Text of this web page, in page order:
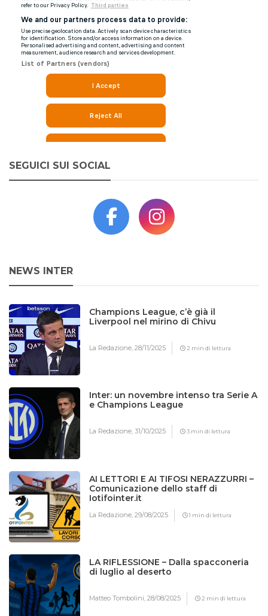
SEGUICI SUI SOCIAL
NEWS INTER
Champions League, c’è già il
Liverpool nel mirino di Chivu
La Redazione,28/11/2025 2 min di lettura
Inter: un novembre intenso tra Serie A
e Champions League
La Redazione,31/10/2025 3 min di lettura
AI LETTORI E AI TIFOSI NERAZZURRI –
Comunicazione dello staff di
Iotifointer.it
La Redazione,29/08/2025 1 min di lettura
LA RIFLESSIONE – Dalla spacconeria
di luglio al deserto
Matteo Tombolini,28/08/2025 2 min di lettura